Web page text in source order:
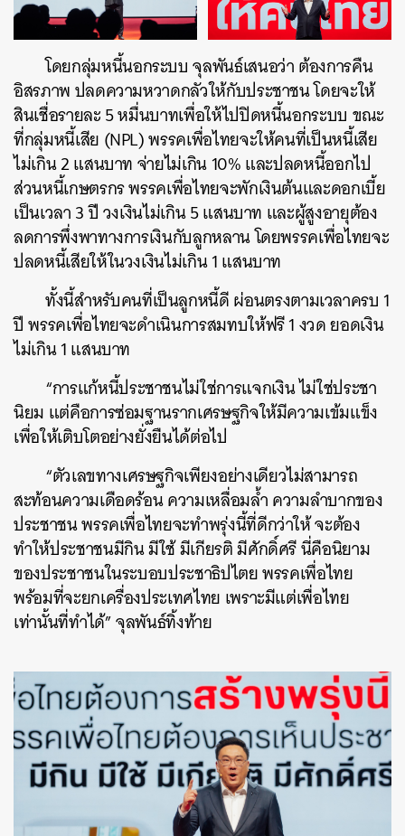
โดยกลุ่มหนี้นอกระบบ จุลพันธ์เสนอว่า ต้องการคืน
อิสรภาพ ปลดความหวาดกลัวให้กับประชาชน โดยจะให้
สินเชื่อรายละ 5 หมื่นบาทเพื่อให้ไปปิดหนี้นอกระบบ ขณะ
ที่กลุ่มหนี้เสีย (NPL) พรรคเพื่อไทยจะให้คนที่เป็นหนี้เสีย
ไม่เกิน 2 แสนบาท จ่ายไม่เกิน 10% และปลดหนี้ออกไป
ส่วนหนี้เกษตรกร พรรคเพื่อไทยจะพักเงินต้นและดอกเบี้ย
เป็นเวลา 3 ปี วงเงินไม่เกิน 5 แสนบาท และผู้สูงอายุต้อง
ลดการพึ่งพาทางการเงินกับลูกหลาน โดยพรรคเพื่อไทยจะ
ปลดหนี้เสียให้ในวงเงินไม่เกิน 1 แสนบาท
ทั้งนี้สำหรับคนที่เป็นลูกหนี้ดี ผ่อนตรงตามเวลาครบ 1
ปี พรรคเพื่อไทยจะดำเนินการสมทบให้ฟรี 1 งวด ยอดเงิน
ไม่เกิน 1 แสนบาท
“การแก้หนี้ประชาชนไม่ใช่การแจกเงิน ไม่ใช่ประชา
นิยม แต่คือการซ่อมฐานรากเศรษฐกิจให้มีความเข้มแข็ง
เพื่อให้เติบโตอย่างยั่งยืนได้ต่อไป
“ตัวเลขทางเศรษฐกิจเพียงอย่างเดียวไม่สามารถ
สะท้อนความเดือดร้อน ความเหลื่อมล้ำ ความลำบากของ
ประชาชน พรรคเพื่อไทยจะทำพรุ่งนี้ที่ดีกว่าให้ จะต้อง
ทำให้ประชาชนมีกิน มีใช้ มีเกียรติ มีศักดิ์ศรี นี่คือนิยาม
ของประชาชนในระบอบประชาธิปไตย พรรคเพื่อไทย
พร้อมที่จะยกเครื่องประเทศไทย เพราะมีแต่เพื่อไทย
เท่านั้นที่ทำได้” จุลพันธ์ทิ้งท้าย